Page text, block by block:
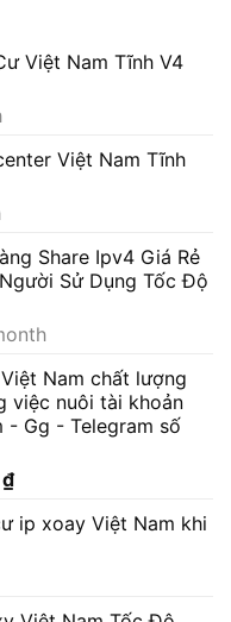
Việt Nam Tĩnh V4
Việt Nam Tĩnh
Share Ipv4 Giá Rẻ
Sử Dụng Tốc Độ
Nam chất lượng
việc nuôi tài khoản
- Gg - Telegram số
₫Khoảng
từ
ip xoay Việt Nam khi